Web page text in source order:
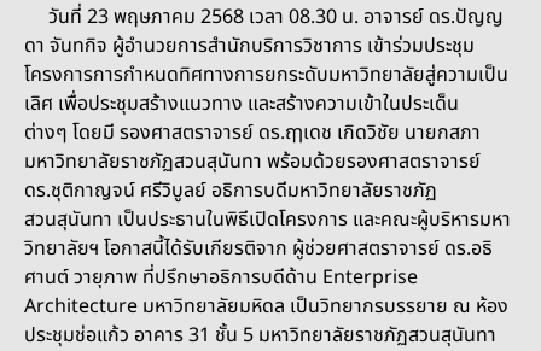
วันที่ 23 พฤษภาคม 2568 เวลา 08.30 น. อาจารย์ ดร.ปัญญ
ดา จันทกิจ ผู้อำนวยการสำนักบริการวิชาการ เข้าร่วมประชุม
โครงการการกำหนดทิศทางการยกระดับมหาวิทยาลัยสู่ความเป็น
เลิศ เพื่อประชุมสร้างแนวทาง และสร้างความเข้าในประเด็น
ต่างๆ โดยมี รองศาสตราจารย์ ดร.ฤๅเดช เกิดวิชัย นายกสภา
มหาวิทยาลัยราชภัฏสวนสุนันทา พร้อมด้วยรองศาสตราจารย์
ดร.ชุติกาญจน์ ศรีวิบูลย์ อธิการบดีมหาวิทยาลัยราชภัฏ
สวนสุนันทา เป็นประธานในพิธีเปิดโครงการ และคณะผู้บริหารมหา
วิทยาลัยฯ โอกาสนี้ได้รับเกียรติจาก ผู้ช่วยศาสตราจารย์ ดร.อธิ
ศานต์ วายุภาพ ที่ปรึกษาอธิการบดีด้าน Enterprise
Architecture มหาวิทยาลัยมหิดล เป็นวิทยากรบรรยาย ณ ห้อง
ประชุมช่อแก้ว อาคาร 31 ชั้น 5 มหาวิทยาลัยราชภัฏสวนสุนันทา